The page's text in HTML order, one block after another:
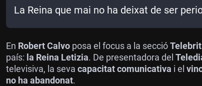
La Reina que mai no ha deixat de ser
En Robert Calvo posa el focus a la secció
país: la Reina Letizia. De presentadora del
televisiva, la seva capacitat comunicativa i el
no ha abandonat.